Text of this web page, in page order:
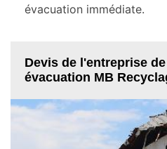
évacuation immédiate.
Devis de l'entreprise
évacuation MB